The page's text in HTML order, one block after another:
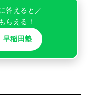
答えると／
らえる！
早稲田塾